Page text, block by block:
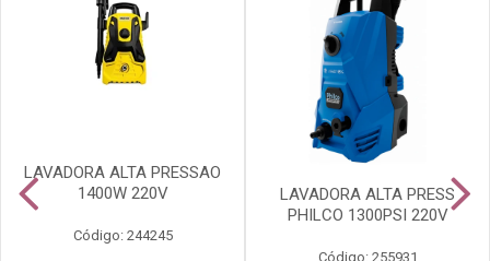
LAVADORA ALTA PRESSAO
1400W 220V
Código: 244245
LAVADORA ALTA PRESS
PHILCO 1300PSI 220V
Código: 255931